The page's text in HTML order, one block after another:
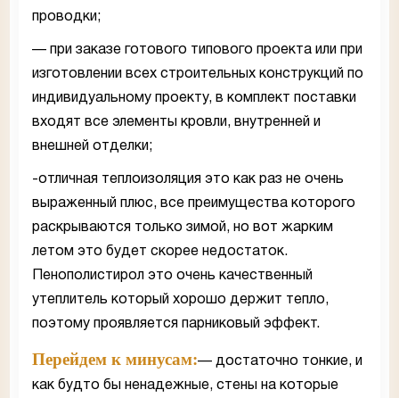
проводки;
— при заказе готового типового проекта или при
изготовлении всех строительных конструкций по
индивидуальному проекту, в комплект поставки
входят все элементы кровли, внутренней и
внешней отделки;
-отличная теплоизоляция это как раз не очень
выраженный плюс, все преимущества которого
раскрываются только зимой, но вот жарким
летом это будет скорее недостаток.
Пенополистирол это очень качественный
утеплитель который хорошо держит тепло,
поэтому проявляется парниковый эффект.
Перейдем к минусам:— достаточно тонкие, и
как будто бы ненадежные, стены на которые